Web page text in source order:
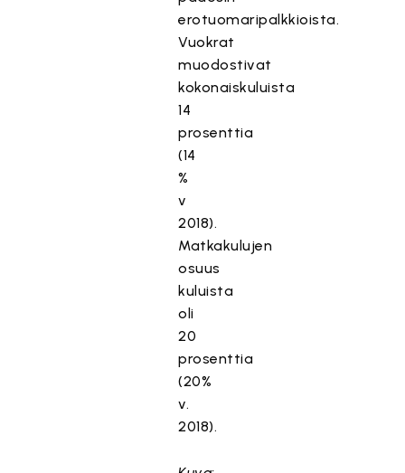
erotuomaripalkkioista.
Vuokrat
muodostivat
kokonaiskuluista
14
prosenttia
(14
%
v
2018).
Matkakulujen
osuus
kuluista
oli
20
prosenttia
(20%
v.
2018).